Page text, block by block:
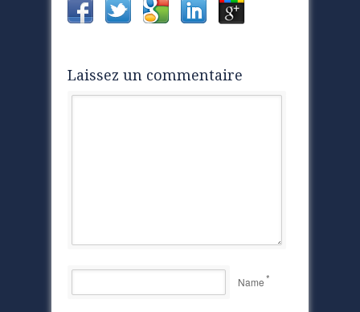
Laissez un commentaire
Name*